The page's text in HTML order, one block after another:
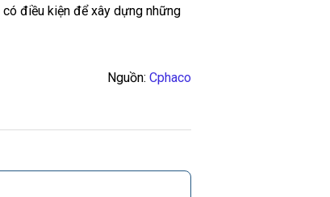
điều kiện để xây dựng những
Nguồn: Cphaco